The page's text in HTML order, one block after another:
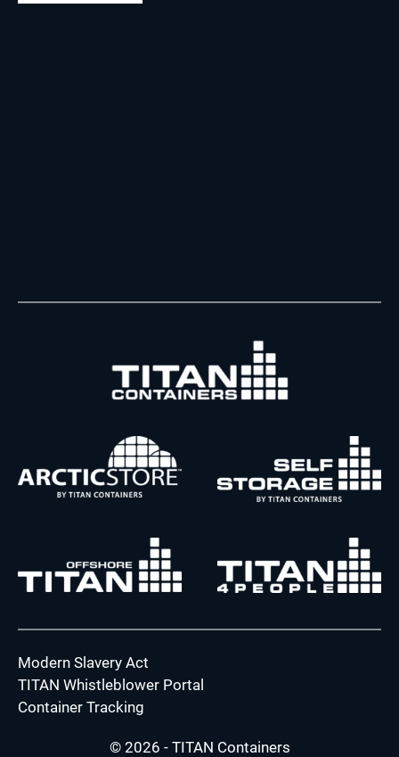
Modern Slavery Act
TITAN Whistleblower Portal
Container Tracking
© 2026 - TITAN Containers